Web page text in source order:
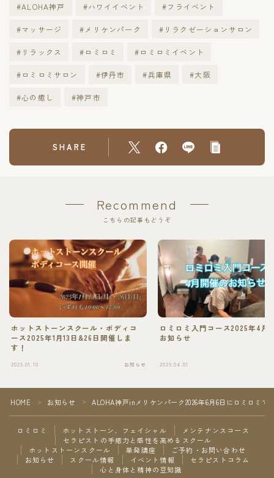
Follow Me
#ALOHA神戸 #ハワイイベント #フライベント
#マッサージ #メリケンパーク #リラクゼーションサロン
#リラックス #ロミロミ #ロミロミイベント
#ロミロミサロン #伊丹市 #兵庫県 #大阪
#心の癒し #神戸市
SHARE
Recommend
こちらの記事もどうぞ
ホットストーンスクール・ボディコ
ース2025年1月13日&26日開催しま
す！
2025.01.10 お知らせ
ロミロミ入門コース2025年4月
お知らせ
2025.04.01
HOME ＞ お知らせ ＞ ALOHA神戸inメリケンパーク2026年6月6日にロミロミで
ロミロミ ホットストーン、フェイシャル
メンテナンスコース
セラピストの手癒力と感性を高めるスクール
ホットストーンスクール
単発講座
ご予約・お問い合わせ
お知らせ
スクール情報 イベント情報
セラピストコラム
心と身体と精神の豆知識